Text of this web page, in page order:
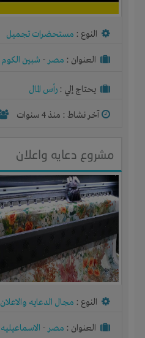
النوع : مستحضرات تجميل
العنوان : مصر- شبين الكوم
يحتاج إلي : رأس المال
آخر نشاط : منذ 4 سنوات
مشروع دعايه واعلان
النوع : مجال الدعايه والاعلان
العنوان : مصر- الاسماعيليه